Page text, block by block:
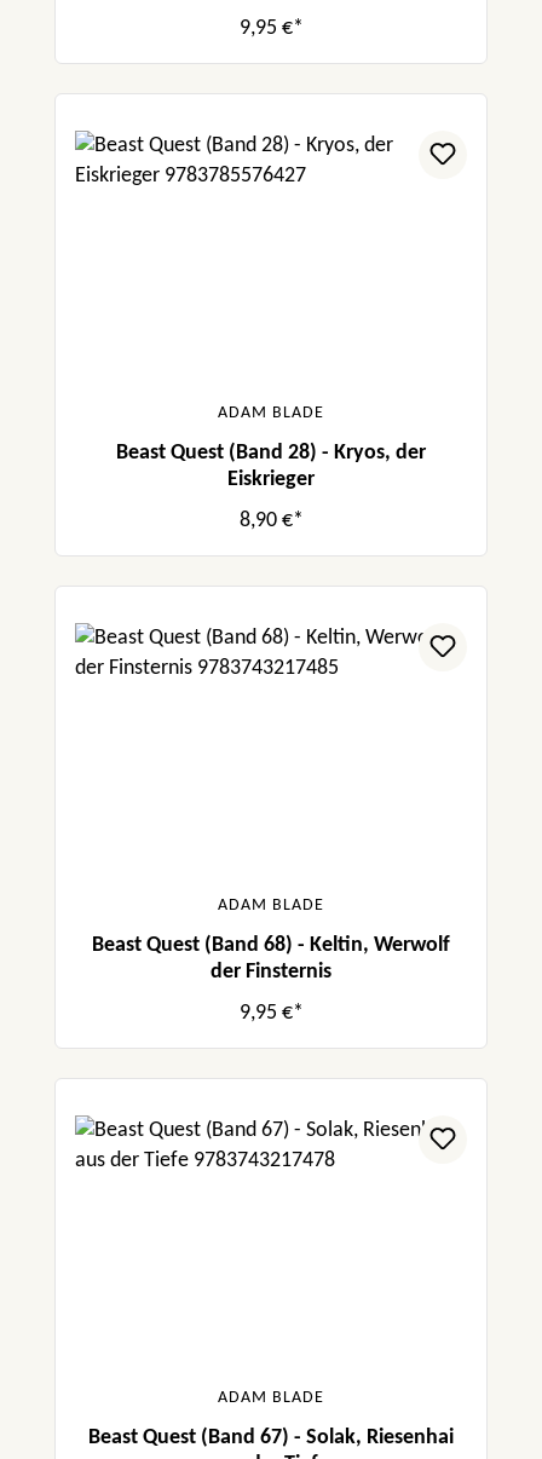
9,95 €*
ADAM BLADE
Beast Quest (Band 28) - Kryos, der
Eiskrieger
8,90 €*
ADAM BLADE
Beast Quest (Band 68) - Keltin, Werwolf
der Finsternis
9,95 €*
ADAM BLADE
Beast Quest (Band 67) - Solak, Riesenhai